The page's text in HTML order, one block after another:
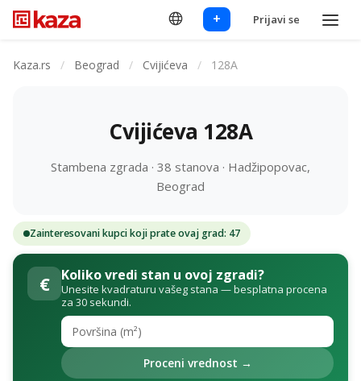
+ Prijavi se
Kaza.rs / Beograd / Cvijićeva / 128A
Cvijićeva 128A
Stambena zgrada · 38 stanova · Hadžipopovac,
Beograd
Zainteresovani kupci koji prate ovaj grad: 47
€ Koliko vredi stan u ovoj zgradi?
Unesite kvadraturu vašeg stana — besplatna procena
za 30 sekundi.
Proceni vrednost →